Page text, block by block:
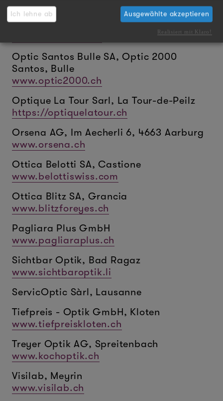
www.optic2000.ch
Optic 2000 St-Prex SA
Optic Santos Bulle SA, Optic 2000
Santos, Bulle
www.optic2000.ch
Optique La Tour Sarl, La Tour-de-Peilz
https://optiquelatour.ch
Orsena AG, Im Aecherli 6, 4663 Aarburg
www.orsena.ch
Ottica Belotti SA, Castione
www.belottiswiss.com
Ottica Blitz SA, Grancia
www.blitzforeyes.ch
Pagliara Plus GmbH
www.pagliaraplus.ch
Sichtbar Optik, Bad Ragaz
www.sichtbaroptik.li
ServicOptic Sàrl, Lausanne
Tiefpreis - Optik GmbH, Kloten
www.tiefpreiskloten.ch
Treyer Optik AG, Spreitenbach
www.kochoptik.ch
Visilab, Meyrin
www.visilab.ch
Ich lehne ab Ausgewählte akzeptieren
Realisiert mit Klaro!